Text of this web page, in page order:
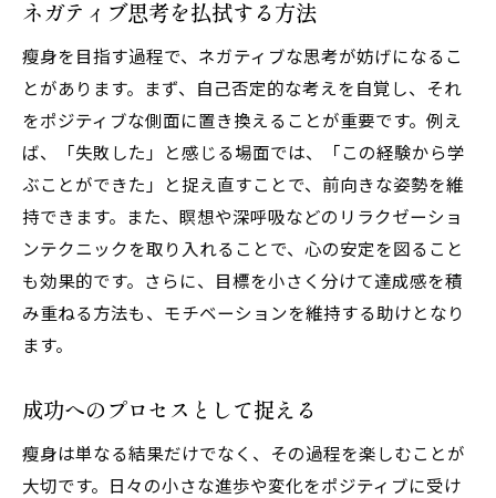
ネガティブ思考を払拭する方法
瘦身を目指す過程で、ネガティブな思考が妨げになるこ
とがあります。まず、自己否定的な考えを自覚し、それ
をポジティブな側面に置き換えることが重要です。例え
ば、「失敗した」と感じる場面では、「この経験から学
ぶことができた」と捉え直すことで、前向きな姿勢を維
持できます。また、瞑想や深呼吸などのリラクゼーショ
ンテクニックを取り入れることで、心の安定を図ること
も効果的です。さらに、目標を小さく分けて達成感を積
み重ねる方法も、モチベーションを維持する助けとなり
ます。
成功へのプロセスとして捉える
瘦身は単なる結果だけでなく、その過程を楽しむことが
大切です。日々の小さな進歩や変化をポジティブに受け